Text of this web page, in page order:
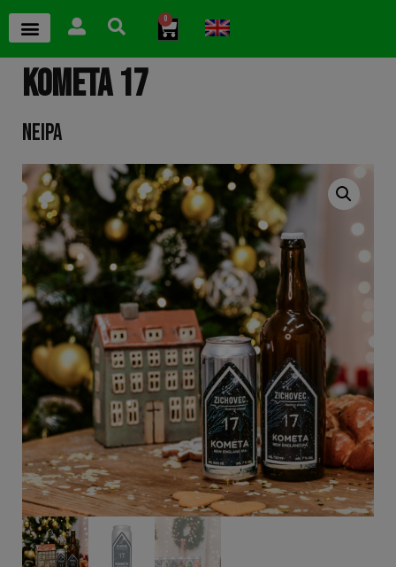
0
KOMETA 17
NEIPA